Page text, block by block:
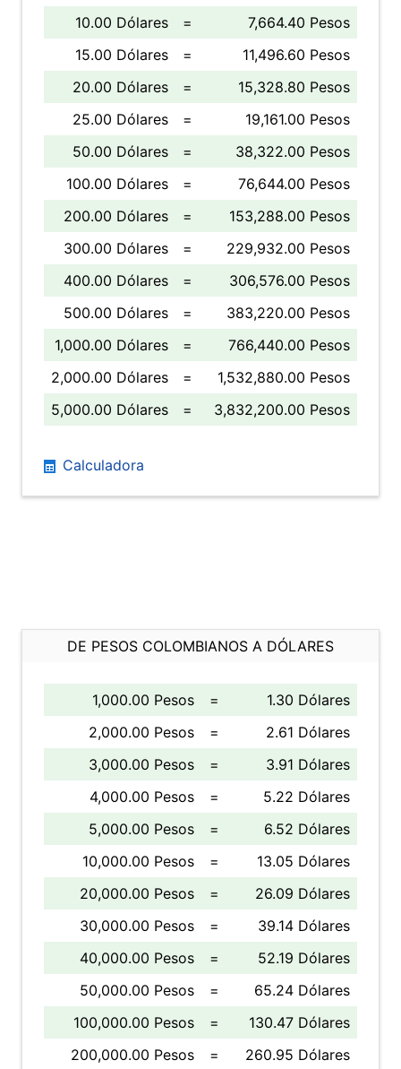
10.00 Dólares
=
7,664.40 Pesos
15.00 Dólares
=
11,496.60 Pesos
20.00 Dólares
=
15,328.80 Pesos
25.00 Dólares
=
19,161.00 Pesos
50.00 Dólares
=
38,322.00 Pesos
100.00 Dólares
=
76,644.00 Pesos
200.00 Dólares
=
153,288.00 Pesos
300.00 Dólares
=
229,932.00 Pesos
400.00 Dólares
=
306,576.00 Pesos
500.00 Dólares
=
383,220.00 Pesos
1,000.00 Dólares
=
766,440.00 Pesos
2,000.00 Dólares
=
1,532,880.00 Pesos
5,000.00 Dólares
= 3,832,200.00 Pesos
Calculadora
DE PESOS COLOMBIANOS A DÓLARES
1,000.00 Pesos =
1.30 Dólares
2,000.00 Pesos
=
2.61 Dólares
3,000.00 Pesos
=
3.91 Dólares
4,000.00 Pesos
=
5.22 Dólares
5,000.00 Pesos
=
6.52 Dólares
10,000.00 Pesos
=
13.05 Dólares
20,000.00 Pesos
=
26.09 Dólares
30,000.00 Pesos
=
39.14 Dólares
40,000.00 Pesos
=
52.19 Dólares
50,000.00 Pesos
=
65.24 Dólares
100,000.00 Pesos
=
130.47 Dólares
200,000.00 Pesos
= 260.95 Dólares